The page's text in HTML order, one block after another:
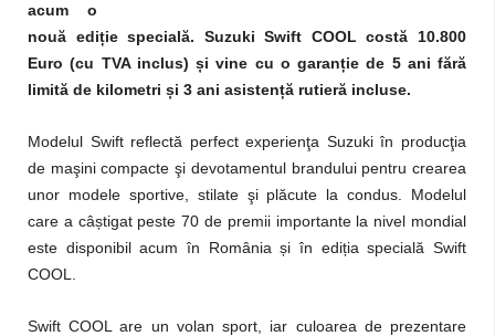
acum o
nouă ediție specială. Suzuki Swift COOL costă 10.800
Euro (cu TVA inclus) și vine cu o garanție de 5 ani fără
limită de kilometri și 3 ani asistență rutieră incluse.
Modelul Swift reflectă perfect experienţa Suzuki în producţia
de maşini compacte şi devotamentul brandului pentru crearea
unor modele sportive, stilate şi plăcute la condus. Modelul
care a câștigat peste 70 de premii importante la nivel mondial
este disponibil acum în România și în ediția specială Swift
COOL.
Swift COOL are un volan sport, iar culoarea de prezentare